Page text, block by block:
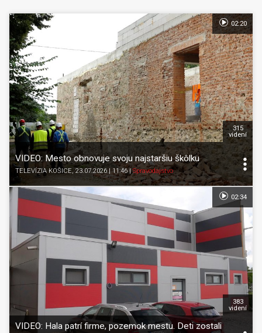
VIDEO: Mesto obnovuje svoju najstaršiu škôlku
TELEVÍZIA KOŠICE, 23.07.2026 | 11:46|Spravodajstvo
315
videní
02:20
VIDEO: Hala patrí firme, pozemok mestu. Deti zostali
383
videní
02:34